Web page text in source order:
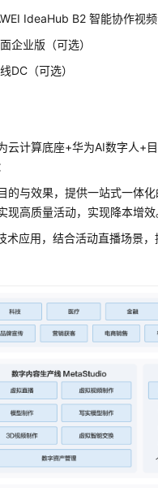
IdeaHub B2 智能协作视频
企业版（可选）
DC（可选）
云计算底座+华为AI数字人+
的与效果，提供一站式一体
现高质量活动，实现降本增效
术应用，结合活动直播场景